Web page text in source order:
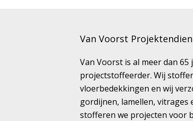
Van Voorst
Van Voorst is al meer dan 65
projectstoffeerder. Wij
vloerbedekkingen en wij
gordijnen, lamellen, vitrages
stofferen we projecten voor